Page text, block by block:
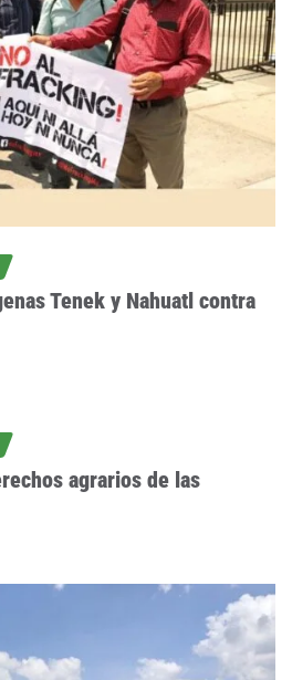
Tenek y Nahuatl contra
agrarios de las